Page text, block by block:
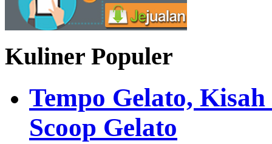
Kuliner Populer
Tempo Gelato,
Scoop Gelato